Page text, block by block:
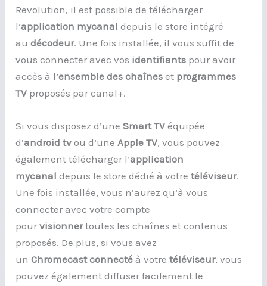
Revolution, il est possible de télécharger
l’application mycanal depuis le store intégré
audécodeur. Une fois installée, il vous suffit de
vous connecter avec vos identifiants pour avoir
accès à l’ensemble des chaînes et programmes
TV proposés par canal+.
Si vous disposez d’uneSmart TV équipée
d’android tv ou d’uneApple TV, vous pouvez
également télécharger l’application
mycanal depuis le store dédié à votretéléviseur.
Une fois installée, vous n’aurez qu’à vous
connecter avec votre compte
pourvisionnertoutes les chaînes et contenus
proposés. De plus, si vous avez
unChromecast connecté à votretéléviseur, vous
pouvez également diffuser facilement le